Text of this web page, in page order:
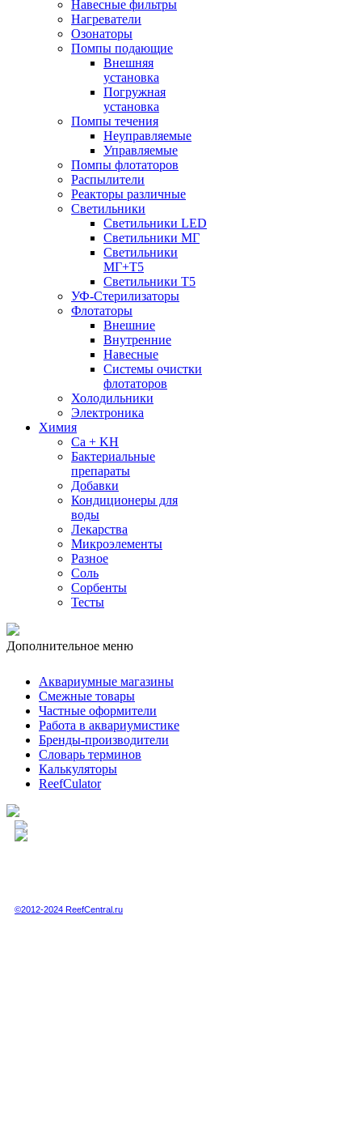
Навесные фильтры
Нагреватели
Озонаторы
Помпы подающие
Внешняя
установка
Погружная
установка
Помпы течения
Неуправляемые
Управляемые
Помпы флотаторов
Распылители
Реакторы различные
Светильники
Светильники LED
Светильники МГ
Светильники
МГ+T5
Светильники Т5
УФ-Стерилизаторы
Флотаторы
Внешние
Внутренние
Навесные
Системы очистки
флотаторов
Холодильники
Электроника
Химия
Ca + KH
Бактериальные
препараты
Добавки
Кондиционеры для
воды
Лекарства
Микроэлементы
Разное
Соль
Сорбенты
Тесты
Дополнительное меню
Аквариумные магазины
Смежные товары
Частные оформители
Работа в аквариумистике
Бренды-производители
Словарь терминов
Калькуляторы
ReefCulator
©2012-2024 ReefCentral.ru